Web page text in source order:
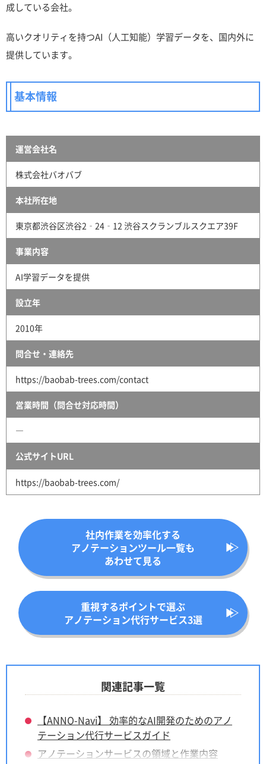
成している会社。
高いクオリティを持つAI（人工知能）学習データを、国内外に
提供しています。
基本情報
運営会社名
株式会社バオバブ
本社所在地
東京都渋谷区渋谷2‐24‐12 渋谷スクランブルスクエア39F
事業内容
AI学習データを提供
設立年
2010年
問合せ・連絡先
https://baobab-trees.com/contact
営業時間（問合せ対応時間）
―
公式サイトURL
https://baobab-trees.com/
社内作業を効率化する
アノテーションツール一覧も
あわせて見る
重視するポイントで選ぶ
アノテーション代行サービス3選
関連記事一覧
【ANNO-Navi】 効率的なAI開発のためのアノ
テーション代行サービスガイド
アノテーションサービスの領域と作業内容